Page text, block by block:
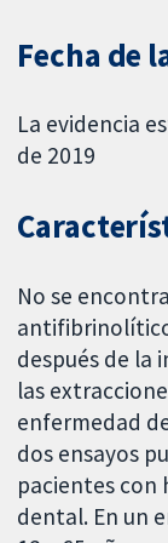
Fecha de
La evidencia
de 2019
No se
después de la
las
enfermedad
dos ensayos
pacientes con
dental. En un